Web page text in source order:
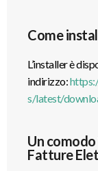
Come
L’installer è
indirizzo:
s/latest/
Un
Fatture